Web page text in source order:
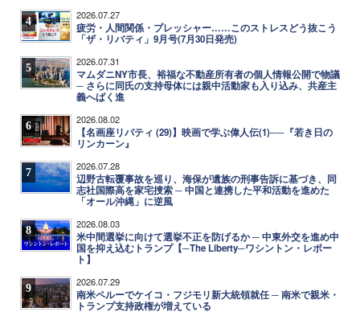
4 2026.07.27
疲労・人間関係・プレッシャー……このストレスどう抜こう
「ザ・リバティ」9月号(7月30日発売)
5 2026.07.31
マムダニNY市長、裕福な不動産所有者の個人情報公開で物議
─ さらに同氏の支持母体には親中活動家も入り込み、共産主
義へばく進
6 2026.08.02
【名画座リバティ (29)】映画で学ぶ偉人伝(1)──『若き日の
リンカーン』
7 2026.07.28
辺野古転覆事故を巡り、海保が遺族の刑事告訴に基づき、同
志社国際高を家宅捜索 ─ 中国と連携した平和活動を進めた
「オール沖縄」に逆風
8 2026.08.03
米中間選挙に向けて選挙不正を防げるか ─ 中東外交を進め中
国を抑え込むトランプ【─The Liberty─ワシントン・レポー
ト】
9 2026.07.29
南米ペルーでケイコ・フジモリ新大統領就任 ─ 南米で親米・
トランプ支持政権が増えている